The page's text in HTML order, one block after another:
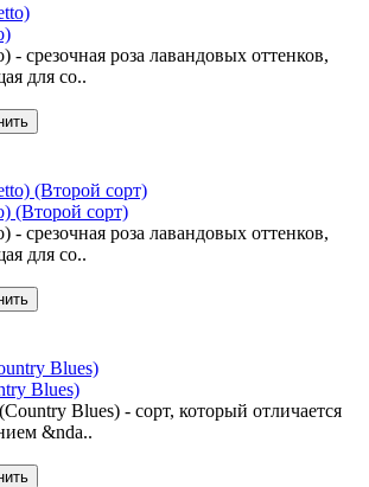
- срезочная роза лавандовых оттенков,
для со..
(Второй сорт)
- срезочная роза лавандовых оттенков,
для со..
Blues)
Blues) - сорт, который отличается
&nda..